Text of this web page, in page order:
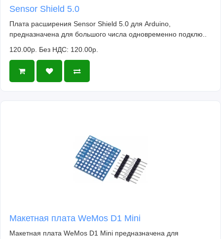
Sensor Shield 5.0
Плата расширения Sensor Shield 5.0 для Arduino,
предназначена для большого числа одновременно подклю..
120.00р. Без НДС: 120.00р.
Макетная плата WeMos D1 Mini
Макетная плата WeMos D1 Mini предназначена для